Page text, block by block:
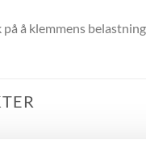
å klemmens